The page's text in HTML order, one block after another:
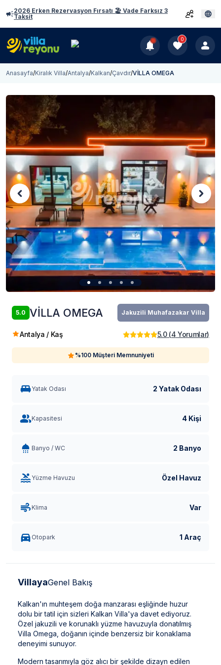
2026 Erken Rezervasyon Fırsatı 🏖️ Vade Farksız 3
Taksit
0
Anasayfa/Kiralık Villa/Antalya/Kalkan/Çavdır/VİLLA OMEGA
5.0 VİLLA OMEGA Jakuzili Muhafazakar Villa
Antalya / Kaş 5.0(4 Yorumlar)
%100 Müşteri Memnuniyeti
Yatak Odası 2 Yatak Odası
Kapasitesi 4 Kişi
Banyo / WC 2 Banyo
Yüzme Havuzu Özel Havuz
Klima Var
Otopark 1 Araç
VillayaGenel Bakış
Kalkan'ın muhteşem doğa manzarası eşliğinde huzur
dolu bir tatil için sizleri Kalkan Villa'ya davet ediyoruz.
Özel jakuzili ve korunaklı yüzme havuzuyla donatılmış
Villa Omega, doğanın içinde benzersiz bir konaklama
deneyimi sunuyor.
Modern tasarımıyla göz alıcı bir şekilde dizayn edilen